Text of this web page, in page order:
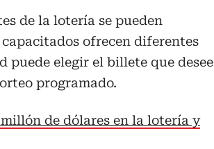
de la lotería se pueden
ofrecen diferentes
puede elegir el billete que desee
programado.
de dólares en la lotería y